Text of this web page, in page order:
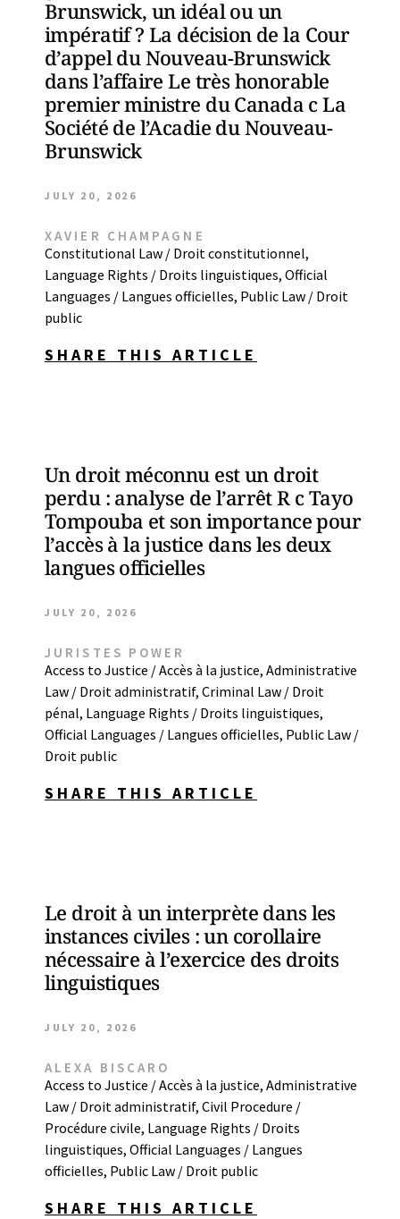
Brunswick, un idéal ou un
impératif ? La décision de la Cour
d’appel du Nouveau-Brunswick
dans l’affaire Le très honorable
premier ministre du Canada c La
Société de l’Acadie du Nouveau-
Brunswick
JULY 20, 2026
XAVIER CHAMPAGNE
Constitutional Law / Droit constitutionnel,
Language Rights / Droits linguistiques, Official
Languages / Langues officielles, Public Law / Droit
public
SHARE THIS ARTICLE
Un droit méconnu est un droit
perdu : analyse de l’arrêt R c Tayo
Tompouba et son importance pour
l’accès à la justice dans les deux
langues officielles
JULY 20, 2026
JURISTES POWER
Access to Justice / Accès à la justice, Administrative
Law / Droit administratif, Criminal Law / Droit
pénal, Language Rights / Droits linguistiques,
Official Languages / Langues officielles, Public Law /
Droit public
SHARE THIS ARTICLE
Le droit à un interprète dans les
instances civiles : un corollaire
nécessaire à l’exercice des droits
linguistiques
JULY 20, 2026
ALEXA BISCARO
Access to Justice / Accès à la justice, Administrative
Law / Droit administratif, Civil Procedure /
Procédure civile, Language Rights / Droits
linguistiques, Official Languages / Langues
officielles, Public Law / Droit public
SHARE THIS ARTICLE